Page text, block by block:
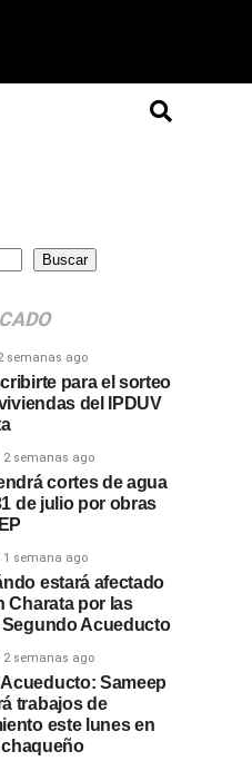
Buscar
semanas ago
para el sorteo
del IPDUV
2 semanas ago
cortes de agua
de julio por obras
1 semana ago
estará afectado
Charata por las
Acueducto
2 semanas ago
Sameep
trabajos de
este lunes en